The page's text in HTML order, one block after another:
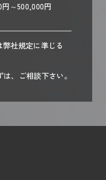
～500,000円
社規定に準じる
は、ご相談下さい。